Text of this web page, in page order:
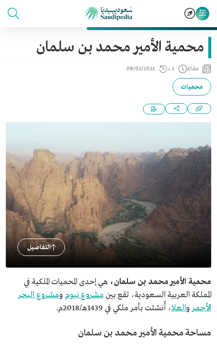
محمية الأمير محمد بن سلمان
مقالة 1 د 08/02/2021
محميات
التفاصيل
محمية الأمير محمد بن سلمان، هي إحدى المحميات الملكية في
المملكة العربية السعودية، تقع بين مشروع نيوم ومشروع البحر
الأحمر والعلا، أُنشئت بأمر ملكي في 1439هـ/2018م.
مساحة محمية الأمير محمد بن سلمان